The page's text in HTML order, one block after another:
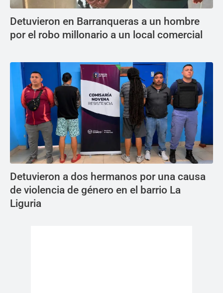
Detuvieron en Barranqueras a un hombre
por el robo millonario a un local comercial
Detuvieron a dos hermanos por una causa
de violencia de género en el barrio La
Liguria